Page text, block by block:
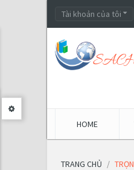
Tài khoản của tôi
HOME
TRANG CHỦ